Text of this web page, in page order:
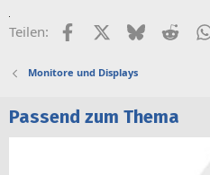
Teilen: FacebookX (Twitter)
Bluesky
Monitore und Displays
Passend zum Thema